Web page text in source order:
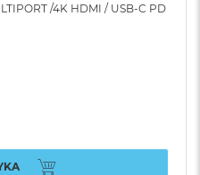
/4K HDMI / USB-C PD